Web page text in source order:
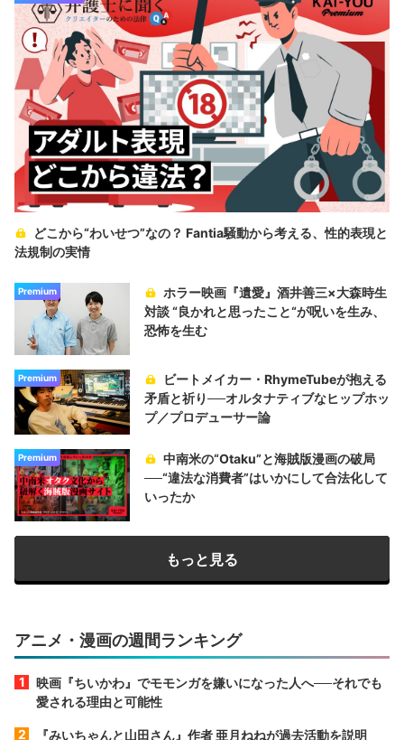
どこから“わいせつ”なの？ Fantia騒動から考える、性的表現と
法規制の実情
Premium
ホラー映画『遺愛』酒井善三×大森時生
対談 “良かれと思ったこと“が呪いを生み、
恐怖を生む
Premium
ビートメイカー・RhymeTubeが抱える
矛盾と祈り──オルタナティブなヒップホッ
プ／プロデューサー論
Premium
中南米の“Otaku”と海賊版漫画の破局
──“違法な消費者”はいかにして合法化して
いったか
もっと見る
アニメ・漫画の週間ランキング
映画『ちいかわ』でモモンガを嫌いになった人へ──それでも
愛される理由と可能性
『みいちゃんと山田さん』作者 亜月ねねが過去活動を説明